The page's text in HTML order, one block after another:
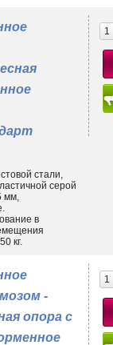
стали,
серой
мм,
в
кг.
-
опора с